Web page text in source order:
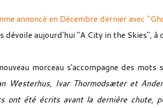
annoncé en Décembre dernier avec
dévoile aujourd'hui "A City in the Skies",
morceau s'accompagne des mots
Westerhus, Ivar Thormodsæter et
ont été écrits avant la dernière chute,